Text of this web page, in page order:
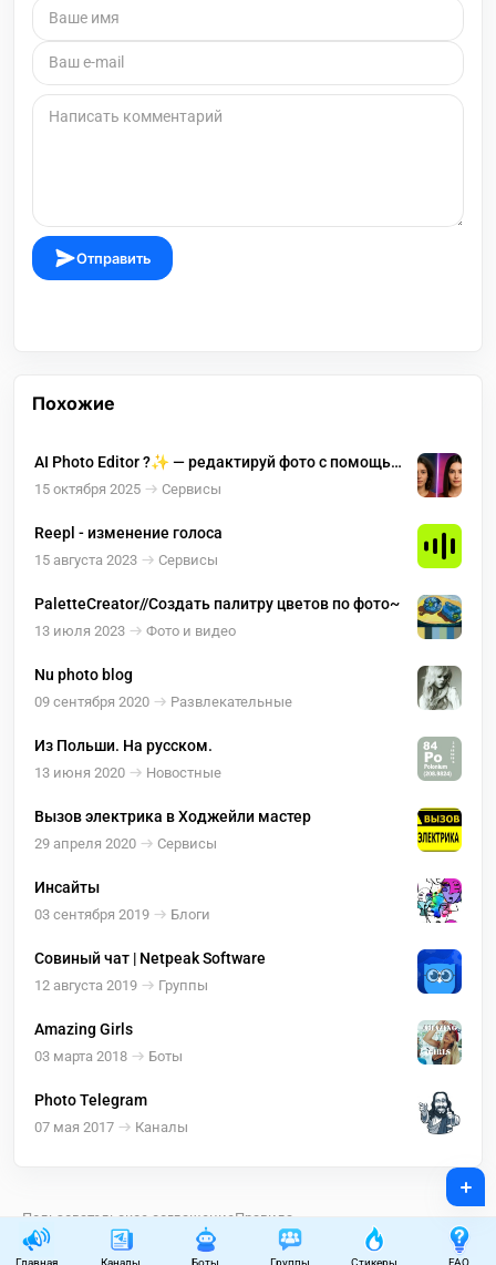
Отправить
Похожие
AI Photo Editor ?✨ — редактируй фото с помощью
ИИ БЕСПЛАТНО!
15 октября 2025 Сервисы
Reepl - изменение голоса
15 августа 2023 Сервисы
PaletteCreator//Создать палитру цветов по фото~
13 июля 2023 Фото и видео
Nu photo blog
09 сентября 2020 Развлекательные
Из Польши. На русском.
13 июня 2020 Новостные
Вызов электрика в Ходжейли мастер
29 апреля 2020 Сервисы
Инсайты
03 сентября 2019 Блоги
Совиный чат | Netpeak Software
12 августа 2019 Группы
Amazing Girls
03 марта 2018 Боты
Photo Telegram
07 мая 2017 Каналы
Пользовательское соглашениеПравила
telegram.org.ru ©2026
Главная Каналы Боты Группы Стикеры FAQ
+